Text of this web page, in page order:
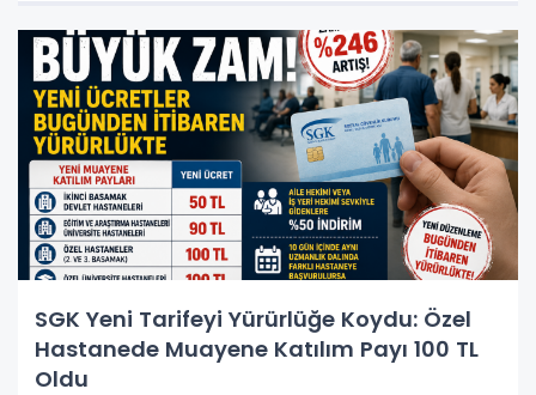
SGK Yeni Tarifeyi Yürürlüğe Koydu: Özel
Hastanede Muayene Katılım Payı 100 TL
Oldu